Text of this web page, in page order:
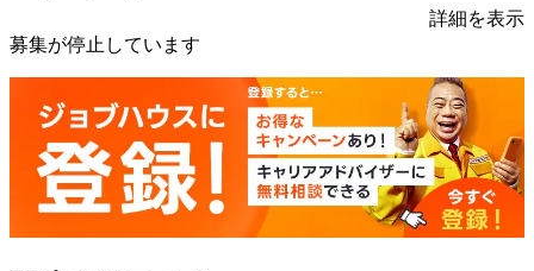
詳細を表示
募集が停止しています